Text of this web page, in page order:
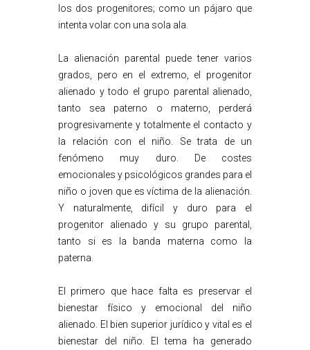
los dos progenitores; como un pájaro que
intenta volar con una sola ala.
La alienación parental puede tener varios
grados, pero en el extremo, el progenitor
alienado y todo el grupo parental alienado,
tanto sea paterno o materno, perderá
progresivamente y totalmente el contacto y
la relación con el niño. Se trata de un
fenómeno muy duro. De costes
emocionales y psicológicos grandes para el
niño o joven que es víctima de la alienación.
Y naturalmente, difícil y duro para el
progenitor alienado y su grupo parental,
tanto si es la banda materna como la
paterna.
El primero que hace falta es preservar el
bienestar físico y emocional del niño
alienado. El bien superior jurídico y vital es el
bienestar del niño. El tema ha generado